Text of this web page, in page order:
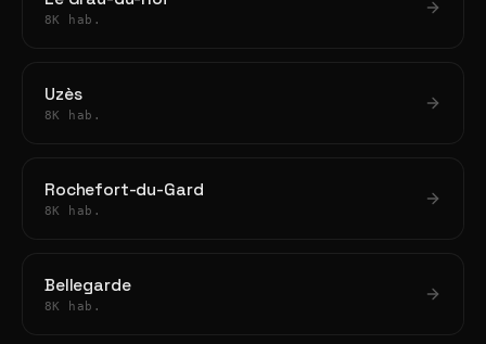
8K hab.
Uzès
8K hab.
Rochefort-du-Gard
8K hab.
Bellegarde
8K hab.